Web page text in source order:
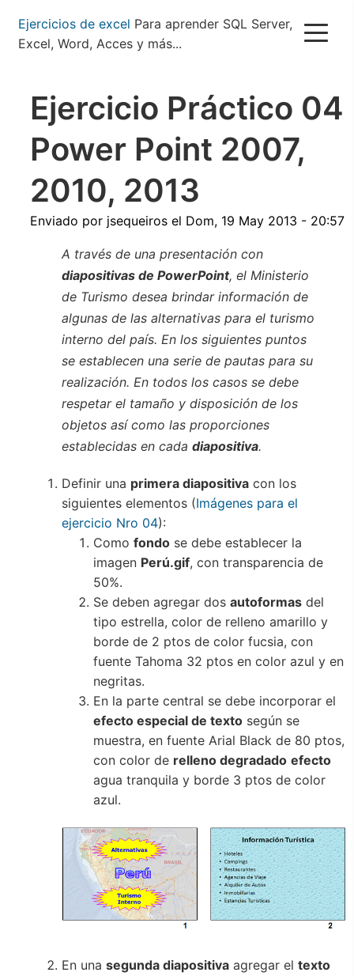
Pasar
contenido
Ejercicios de excel Para aprender SQL Server,
Excel, Word, Acces y más...
Ejercicio Práctico 04
Power Point 2007,
2010, 2013
Enviado por jsequeiros el Dom, 19 May 2013 - 20:57
A través de una presentación con
diapositivas de PowerPoint, el Ministerio
de Turismo desea brindar información de
algunas de las alternativas para el turismo
interno del país. En los siguientes puntos
se establecen una serie de pautas para su
realización. En todos los casos se debe
respetar el tamaño y disposición de los
objetos así como las proporciones
establecidas en cada diapositiva.
Definir una primera diapositiva con los
siguientes elementos (Imágenes para el
ejercicio Nro 04):
Como fondo se debe establecer la
imagen Perú.gif, con transparencia de
50%.
Se deben agregar dos autoformas del
tipo estrella, color de relleno amarillo y
borde de 2 ptos de color fucsia, con
fuente Tahoma 32 ptos en color azul y en
negritas.
En la parte central se debe incorporar el
efecto especial de texto según se
muestra, en fuente Arial Black de 80 ptos,
con color de relleno degradado efecto
agua tranquila y borde 3 ptos de color
azul.
En una segunda diapositiva agregar el texto